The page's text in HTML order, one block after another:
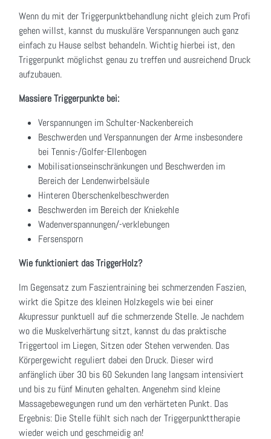
Wenn du mit der Triggerpunktbehandlung nicht gleich zum Profi
gehen willst, kannst du muskuläre Verspannungen auch ganz
einfach zu Hause selbst behandeln. Wichtig hierbei ist, den
Triggerpunkt möglichst genau zu treffen und ausreichend Druck
aufzubauen.
Massiere Triggerpunkte bei:
Verspannungen im Schulter-Nackenbereich
Beschwerden und Verspannungen der Arme insbesondere
bei Tennis-/Golfer-Ellenbogen
Mobilisationseinschränkungen und Beschwerden im
Bereich der Lendenwirbelsäule
Hinteren Oberschenkelbeschwerden
Beschwerden im Bereich der Kniekehle
Wadenverspannungen/-verklebungen
Fersensporn
Wie funktioniert das TriggerHolz?
Im Gegensatz zum Faszientraining bei schmerzenden Faszien,
wirkt die Spitze des kleinen Holzkegels wie bei einer
Akupressur punktuell auf die schmerzende Stelle. Je nachdem
wo die Muskelverhärtung sitzt, kannst du das praktische
Triggertool im Liegen, Sitzen oder Stehen verwenden. Das
Körpergewicht reguliert dabei den Druck. Dieser wird
anfänglich über 30 bis 60 Sekunden lang langsam intensiviert
und bis zu fünf Minuten gehalten. Angenehm sind kleine
Massagebewegungen rund um den verhärteten Punkt. Das
Ergebnis: Die Stelle fühlt sich nach der Triggerpunkttherapie
wieder weich und geschmeidig an!